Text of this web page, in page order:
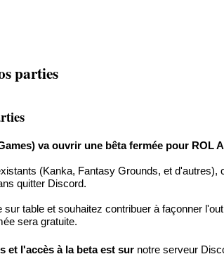
parties
va ouvrir une bêta fermée pour
(Kanka, Fantasy Grounds, et
quitter Discord.
table et souhaitez contribuer à façonner
sera gratuite.
et l'accès à la beta est sur notre serveur